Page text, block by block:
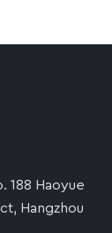
188 Haoyue
Hangzhou